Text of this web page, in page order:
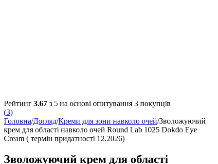
Рейтинг 3.67 з 5 на основі опитування 3 покупців
(3)
Головна/Догляд/Креми для зони навколо очей/Зволожуючий
крем для області навколо очей Round Lab 1025 Dokdo Eye
Cream ( термін придатності 12.2026)
Зволожуючий крем для області